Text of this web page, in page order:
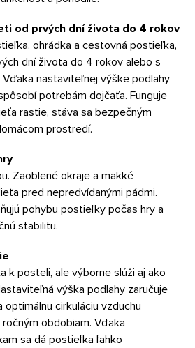
od prvých dní života do 4 rokov
ohrádka a cestovná postieľka,
dní života do 4 rokov alebo s
nastaviteľnej výške podlahy
potrebám dojčaťa. Funguje
rastie, stáva sa bezpečným
prostredí.
Zaoblené okraje a mäkké
pred nepredvídanými pádmi.
pohybu postieľky počas hry a
stabilitu.
k posteli, ale výborne slúži aj ako
výška podlahy zaručuje
cirkuláciu vzduchu
obdobiam. Vďaka
sa dá postieľka ľahko